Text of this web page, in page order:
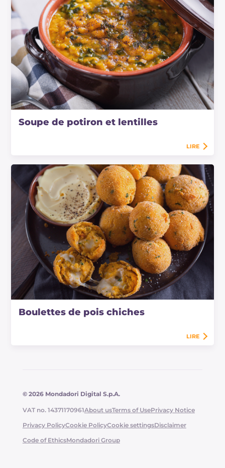
Soupe de potiron et lentilles
LIRE
Boulettes de pois chiches
LIRE
© 2026 Mondadori Digital S.p.A.
VAT no. 14371170961About usTerms of UsePrivacy Notice
Privacy PolicyCookie PolicyCookie settingsDisclaimer
Code of EthicsMondadori Group